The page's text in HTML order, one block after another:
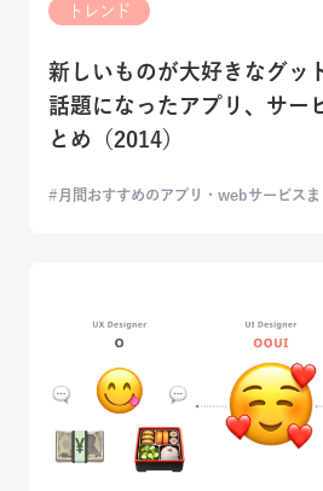
トレンド
新しいものが大好きなグッ
話題になったアプリ、サー
とめ（2014）
月間おすすめのアプリ・webサービスま